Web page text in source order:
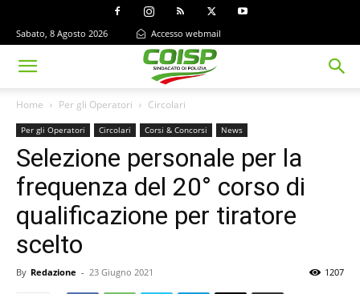
Sabato, 8 Agosto 2026 Accesso webmail
Home Per gli Operatori Circolari
Per gli Operatori Circolari Corsi & Concorsi News
Selezione personale per la
frequenza del 20° corso di
qualificazione per tiratore
scelto
By Redazione - 23 Giugno 2021 1207